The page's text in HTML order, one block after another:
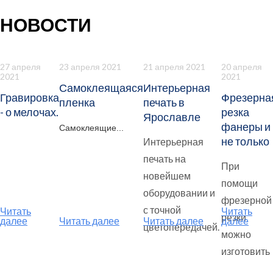
НОВОСТИ
27 апреля
2021
Гравировка
- о мелочах.
Читать
далее
23 апреля 2021
Самоклеящаяся
пленка
Самоклеящие...
Читать далее
21 апреля 2021
Интерьерная
печать в
Ярославле
Интерьерная
печать на
новейшем
оборудовании и
с точной
цветопередачей.
Читать далее
20 апреля
2021
резка
фанеры и
не только
При
помощи
фрезерной
резки
можно
изготовить
Читать
далее